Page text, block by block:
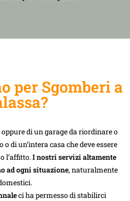
per Sgomberi a
di un garage da riordinare o
di un’intera casa che deve essere
l’affitto.I nostri servizi altamente
ad ogni situazione, naturalmente
ci ha permesso di stabilirci